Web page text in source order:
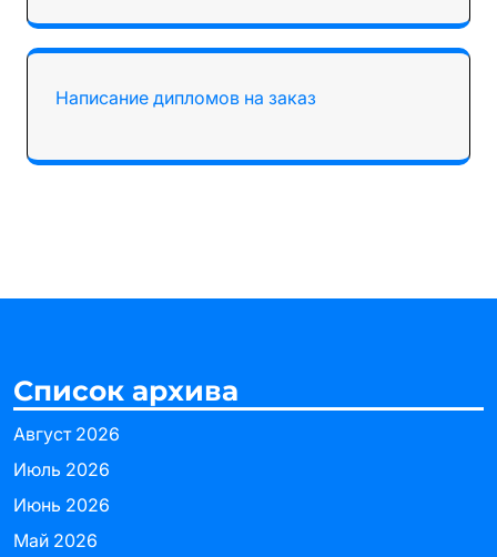
Написание дипломов на заказ
Список архива
Август 2026
Июль 2026
Июнь 2026
Май 2026